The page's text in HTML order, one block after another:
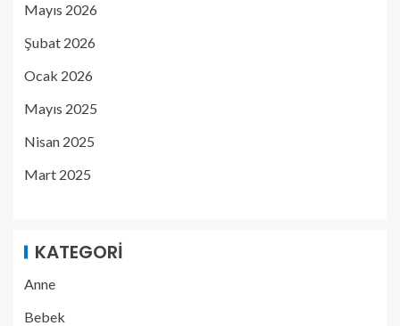
Mayıs 2026
Şubat 2026
Ocak 2026
Mayıs 2025
Nisan 2025
Mart 2025
KATEGORI
Anne
Bebek